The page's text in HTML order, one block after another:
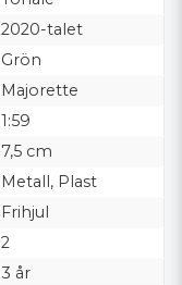
2020-talet
Grön
Majorette
1:59
7,5 cm
Metall, Plast
Frihjul
2
3 år